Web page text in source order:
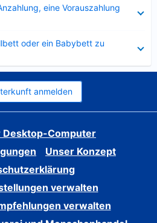
eine Vorauszahlung
oder ein Babybett zu
anmelden
Desktop-Computer
Unser Konzept
verwalten
verwalten